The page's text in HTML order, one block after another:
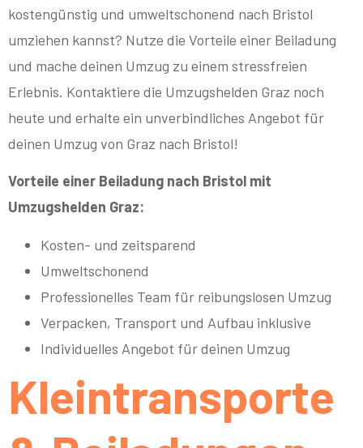
kostengünstig und umweltschonend nach Bristol
umziehen kannst? Nutze die Vorteile einer Beiladung
und mache deinen Umzug zu einem stressfreien
Erlebnis. Kontaktiere die Umzugshelden Graz noch
heute und erhalte ein unverbindliches Angebot für
deinen Umzug von Graz nach Bristol!
Vorteile einer Beiladung nach Bristol mit
Umzugshelden Graz:
Kosten- und zeitsparend
Umweltschonend
Professionelles Team für reibungslosen Umzug
Verpacken, Transport und Aufbau inklusive
Individuelles Angebot für deinen Umzug
Kleintransporte